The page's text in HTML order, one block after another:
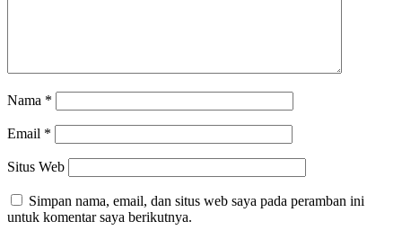
Nama *
Email *
Situs Web
Simpan nama, email, dan situs web saya pada peramban ini
untuk komentar saya berikutnya.